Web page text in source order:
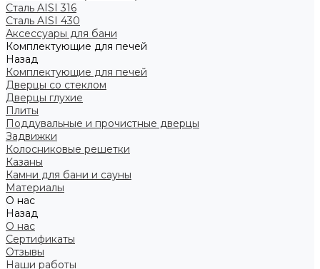
Сталь AISI 316
Сталь AISI 430
Аксессуары для бани
Комплектующие для печей
Назад
Комплектующие для печей
Дверцы со стеклом
Дверцы глухие
Плиты
Поддувальные и прочистные дверцы
Задвижки
Колосниковые решетки
Казаны
Камни для бани и сауны
Материалы
О нас
Назад
О нас
Сертификаты
Отзывы
Наши работы